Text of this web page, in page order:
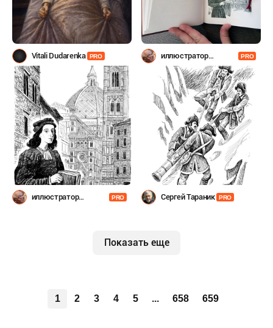
Vitali Dudarenka PRO
иллюстратор
Шевченко
PRO
иллюстратор
PRO Сергей Тараник PRO
Показать еще
1 2 3 4 5 ... 658 659